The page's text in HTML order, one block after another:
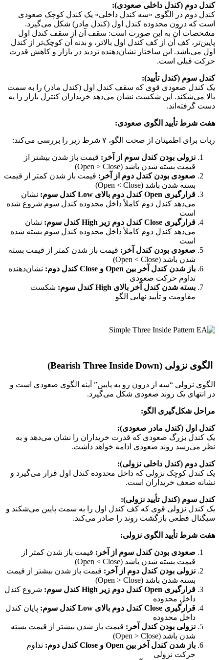
کندل دوم (کندل داخلی صعودی):
کندل دوم در الگوی «سه کندل داخلی» یک کندل کوچک صعودی
است که درون محدوده کندل اول (کندل مادر) شکل می‌گیرد.
مشخصات آن به این صورت است: سقف آن از سقف کندل اول
پایین‌تر، کف آن از کف کندل اول بالاتر، و بدنه آن کوچک‌تر از کندل
اول می‌باشد. این ساختار نشان‌دهنده تردید در بازار و کاهش قدرت
حرکت قبلی است.
کندل سوم (کندل تأیید):
یک کندل صعودی قوی که سقف کندل اول (کندل مادر) را به سمت
بالا می‌شکند. این شکست نشان می‌دهد خریداران کنترل بازار را به
دست گرفته‌اند.
هفت شرط تأیید الگوی صعودی:
ربات برای اطمینان از صحت الگو، ۷ شرط زیر را بررسی می‌کند:
نزولی بودن کندل سوم از آخر: قیمت باز شدن بیشتر از
قیمت بسته شدن باشد (Open > Close)
صعودی بودن کندل دوم از آخر: قیمت باز شدن کمتر از قیمت
بسته شدن باشد (Open < Close)
قرارگیری Open کندل دوم بالای Low کندل سوم:
نشان
می‌دهد کندل دوم کاملاً داخل محدوده کندل سوم شروع شده
است
قرارگیری Close کندل دوم زیر High کندل سوم:
نشان
می‌دهد کندل دوم کاملاً داخل محدوده کندل سوم بسته شده
است
صعودی بودن کندل آخر: قیمت باز شدن کمتر از قیمت بسته
شدن باشد (Open < Close)
باز شدن کندل آخر بین Open و Close کندل دوم:
نشان‌دهنده
تداوم حرکت صعودی
بسته شدن کندل آخر بالای High کندل سوم:
شکست
مقاومت و تأیید نهایی الگو
الگوی نزولی (Bearish Three Inside Down)
الگوی نزولی “سه از درون رو به پایین” آینه الگوی صعودی است و
در انتهای یک روند صعودی شکل می‌گیرد.
مراحل شکل‌گیری الگو:
کندل اول (کندل مادر صعودی):
یک کندل بزرگ صعودی که قدرت خریداران را نشان می‌دهد و به
نظر می‌رسد روند صعودی ادامه خواهد داشت.
کندل دوم (کندل داخلی نزولی):
یک کندل کوچک نزولی که داخل محدوده کندل اول قرار می‌گیرد و
نشانه ضعف خریداران است.
کندل سوم (کندل تأیید نزولی):
یک کندل نزولی قوی که کف کندل اول را به سمت پایین می‌شکند و
سیگنال قطعی بازگشت روند را صادر می‌کند.
هفت شرط تأیید الگوی نزولی:
صعودی بودن کندل سوم از آخر: قیمت باز شدن کمتر از
قیمت بسته شدن باشد (Open < Close)
نزولی بودن کندل دوم از آخر: قیمت باز شدن بیشتر از قیمت
بسته شدن باشد (Open > Close)
قرارگیری Open کندل دوم زیر High کندل سوم:
شروع کندل
داخل محدوده
قرارگیری Close کندل دوم بالای Low کندل سوم:
پایان کندل
داخل محدوده
نزولی بودن کندل آخر: قیمت باز شدن بیشتر از قیمت بسته
شدن باشد (Open > Close)
باز شدن کندل آخر بین Open و Close کندل دوم:
تداوم
حرکت نزولی